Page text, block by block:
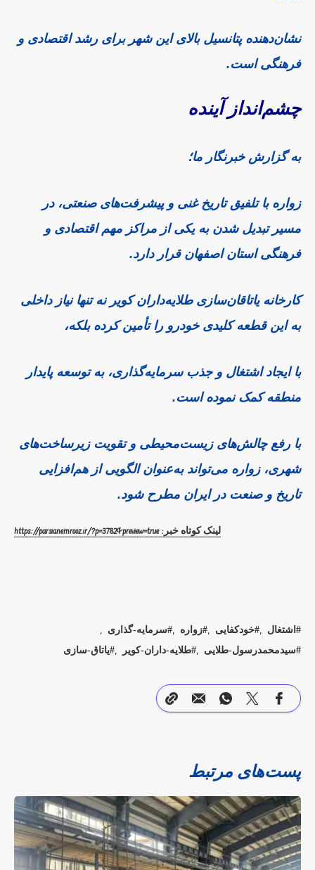
نشان‌دهنده پتانسیل بالای این شهر برای رشد اقتصادی و
فرهنگی است.
چشم‌انداز آینده
به گزارش خبرنگار ما؛
زواره با تلفیق تاریخ غنی و پیشرفت‌های صنعتی، در
مسیر تبدیل شدن به یکی از مراکز مهم اقتصادی و
فرهنگی استان اصفهان قرار دارد.
کارخانه یاتاقان‌سازی طلایه‌داران کویر نه‌ تنها نیاز داخلی
به این قطعه کلیدی خودرو را تأمین کرده‌ بلکه،
با ایجاد اشتغال و جذب سرمایه‌گذاری، به توسعه پایدار
منطقه کمک نموده است.
با رفع چالش‌های زیست‌محیطی و تقویت زیرساخت‌های
شهری، زواره می‌تواند به‌عنوان الگویی از هم‌افزایی
تاریخ و صنعت در ایران مطرح شود.
لینک کوتاه خبر: https://parsianemrooz.ir/?p=3782&preview=true
اشتغال خودکفایی زواره
سرمایه-گذاری
سیدمحمدرسول-طلایی
طلایه-داران-کویر یاتاق-سازی
پست‌های مرتبط